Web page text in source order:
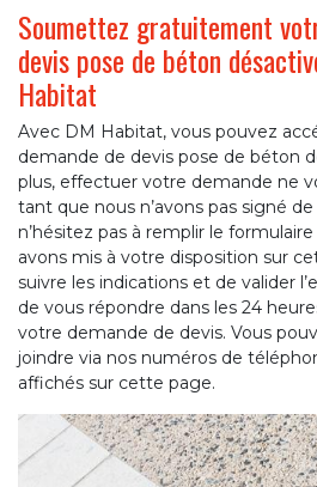
Soumettez gratuitement
devis pose de béton
Habitat
Avec DM Habitat, vous pouvez
demande de devis pose de béton
plus, effectuer votre demande ne
tant que nous n’avons pas signé
n’hésitez pas à remplir le
avons mis à votre disposition sur
suivre les indications et de valider
de vous répondre dans les 24
votre demande de devis. Vous
joindre via nos numéros de
affichés sur cette page.